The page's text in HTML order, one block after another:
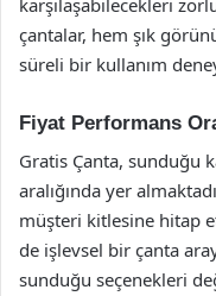
çantalar, hem şık
süreli bir kullanım
Fiyat Performans
Gratis Çanta, sunduğu
aralığında yer
müşteri kitlesine hitap
de işlevsel bir çanta
sunduğu seçenekleri